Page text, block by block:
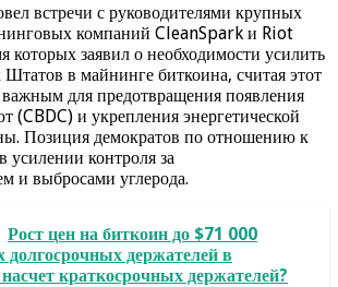
встречи с руководителями крупных
компаний CleanSpark и Riot
заявил о необходимости усилить
в майнинге биткоина, считая этот
важным для предотвращения появления
(CBDC) и укрепления энергетической
Позиция демократов по отношению к
усилении контроля за
и выбросами углерода.
Рост цен на биткоин до $71 000
долгосрочных держателей в
краткосрочных держателей?